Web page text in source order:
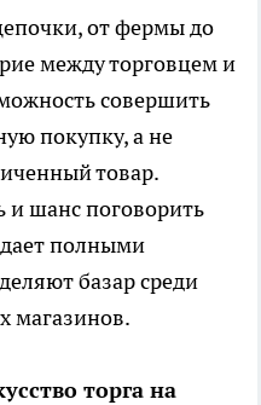
от фермы до
между торговцем и
совершить
покупку, а не
товар.
и шанс поговорить
полными
базар среди
магазинов.
торга на